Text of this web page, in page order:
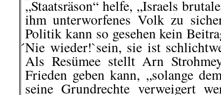
„Staatsräson“ helfe, „Israels
ihm unterworfenes Volk zu
Politik kann so gesehen kein
́Nie wieder!`sein, sie ist
Als Resümee stellt Arn
Frieden geben kann, „solange
seine Grundrechte verweigert